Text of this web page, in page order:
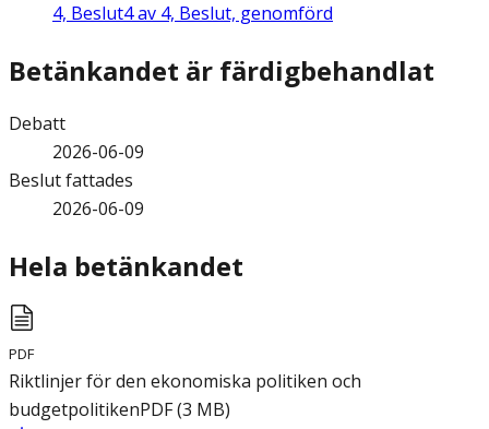
4, Beslut4 av 4, Beslut, genomförd
Betänkandet är färdigbehandlat
Debatt
2026-06-09
Beslut fattades
2026-06-09
Hela betänkandet
PDF
Riktlinjer för den ekonomiska politiken och
budgetpolitikenPDF(3 MB)